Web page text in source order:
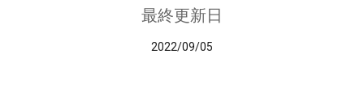
最終更新日
2022/09/05